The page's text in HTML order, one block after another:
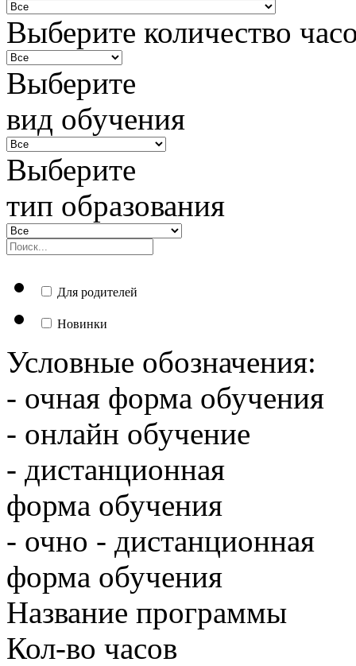
Выберите количество
Выберите
вид обучения
Выберите
тип образования
Для родителей
Новинки
Условные обозначения:
- очная форма обучения
- онлайн обучение
- дистанционная
форма обучения
- очно - дистанционная
форма обучения
Название программы
Кол-во часов